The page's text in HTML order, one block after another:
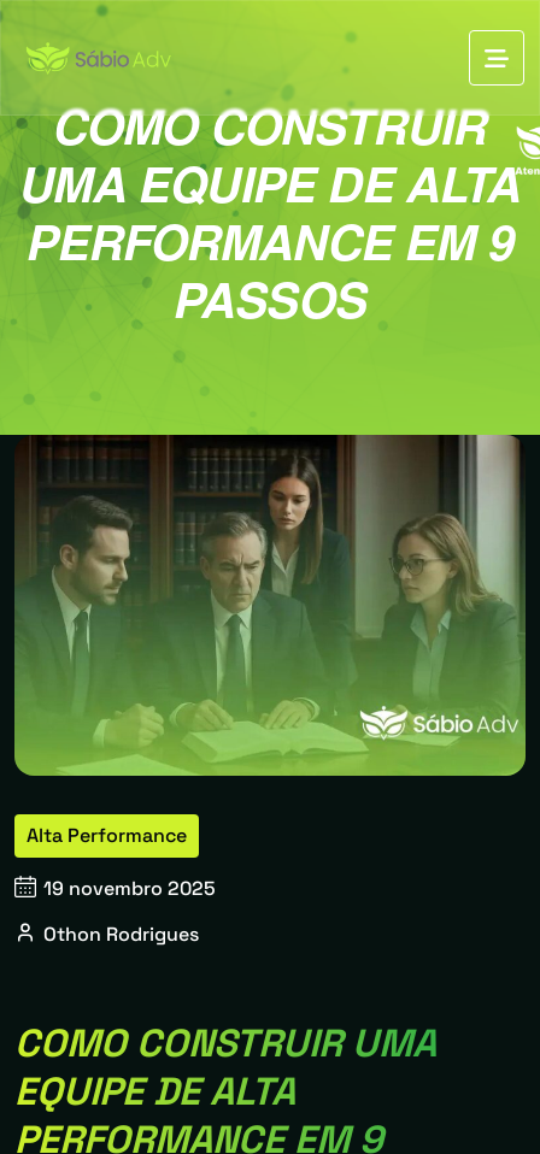
COMO CONSTRUIR
UMA EQUIPE DE ALTA
PERFORMANCE EM 9
PASSOS
Alta Performance
19 novembro 2025
Othon Rodrigues
COMO CONSTRUIR UMA
EQUIPE DE ALTA
PERFORMANCE EM 9